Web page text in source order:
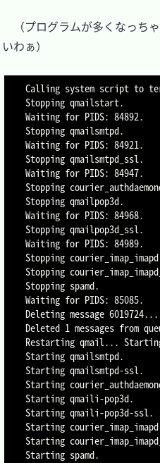
（プログラムが多くなっち
いわぁ）
Calling system script to
Stopping qmailstart.
Waiting for PIDS: 84892.
Stopping qmailsmtpd.
Waiting for PIDS: 84921.
Stopping qmailsmtpd_ssl.
Waiting for PIDS: 84947.
Stopping
Stopping qmailpop3d.
Waiting for PIDS: 84968.
Stopping qmailpop3d_ssl.
Waiting for PIDS: 84989.
Stopping
Stopping
Stopping spamd.
Waiting for PIDS: 85085.
Deleting message 6019724...
Deleted 1 messages from
Restarting qmail...
Starting qmailsmtpd.
Starting qmailsmtpd-ssl.
Starting
Starting qmaili-pop3d.
Starting qmaili-pop3d-ssl.
Starting
Starting
Starting spamd.